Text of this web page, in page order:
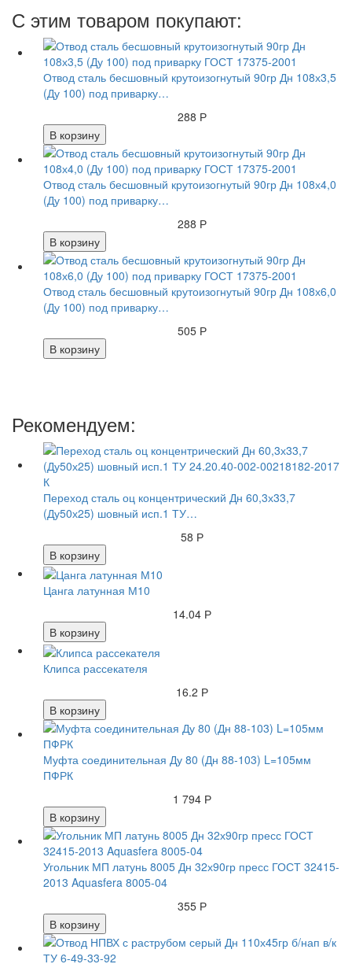
С этим товаром покупают:
Отвод сталь бесшовный крутоизогнутый 90гр Дн 108х3,5
(Ду 100) под приварку…
288 Р
В корзину
Отвод сталь бесшовный крутоизогнутый 90гр Дн 108х4,0
(Ду 100) под приварку…
288 Р
В корзину
Отвод сталь бесшовный крутоизогнутый 90гр Дн 108х6,0
(Ду 100) под приварку…
505 Р
В корзину
Рекомендуем:
Переход сталь оц концентрический Дн 60,3х33,7
(Ду50х25) шовный исп.1 ТУ…
58 Р
В корзину
Цанга латунная М10
14.04 Р
В корзину
Клипса рассекателя
16.2 Р
В корзину
Муфта соединительная Ду 80 (Дн 88-103) L=105мм
ПФРК
1 794 Р
В корзину
Угольник МП латунь 8005 Дн 32х90гр пресс ГОСТ 32415-
2013 Aquasfera 8005-04
355 Р
В корзину